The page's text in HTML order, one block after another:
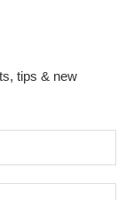
tips & new